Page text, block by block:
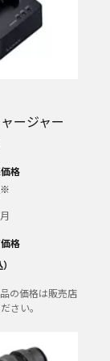
ージャー
格
※
格
の価格は販売店
さい。